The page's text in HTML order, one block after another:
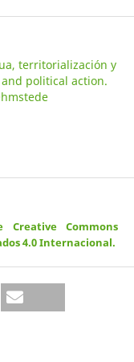
territorialización y
political action.
Creative Commons
4.0 Internacional.